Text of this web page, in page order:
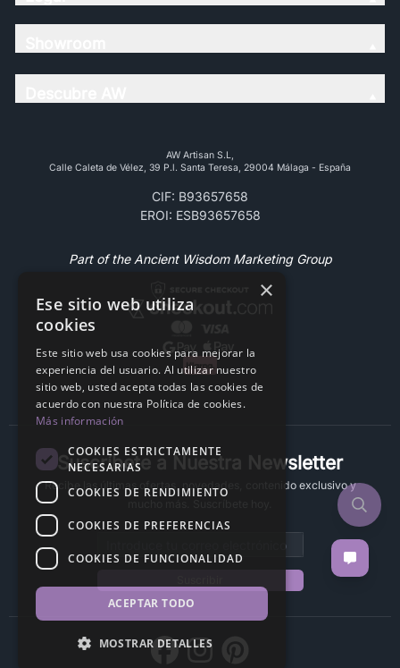
AW Artisan S.L,
Calle Caleta de Vélez, 39 P.l. Santa Teresa, 29004 Málaga - España
CIF: B93657658
EROI: ESB93657658
Part of the Ancient Wisdom Marketing Group
Suscríbete a Nuestra Newsletter
Recibe las últimas ofertas, novedades, contenido exclusivo y
×
Ese sitio web utiliza
cookies
Este sitio web usa cookies para mejorar la
experiencia del usuario. Al utilizar nuestro
sitio web, usted acepta todas las cookies de
acuerdo con nuestra Política de cookies.
Más información
COOKIES ESTRICTAMENTE
NECESARIAS
COOKIES DE RENDIMIENTO
COOKIES DE PREFERENCIAS
COOKIES DE FUNCIONALIDAD
ACEPTAR TODO
MOSTRAR DETALLES